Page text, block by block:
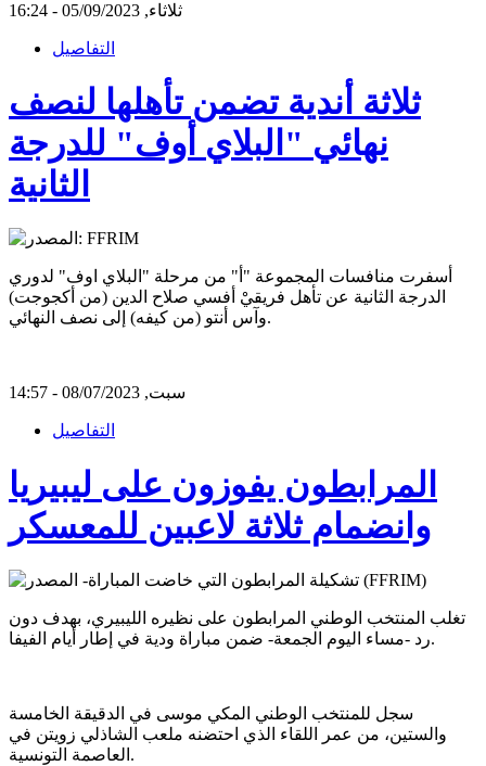
ثلاثاء, 05/09/2023 - 16:24
التفاصيل
ثلاثة أندية تضمن تأهلها لنصف
نهائي "البلاي أوف" للدرجة
الثانية
أسفرت منافسات المجموعة "أ" من مرحلة "البلاي اوف" لدوري
الدرجة الثانية عن تأهل فريقيْ أفسي صلاح الدين (من أكجوجت)
وآس أنتو (من كيفه) إلى نصف النهائي.
سبت, 08/07/2023 - 14:57
التفاصيل
المرابطون يفوزون على ليبيريا
وانضمام ثلاثة لاعبين للمعسكر
تغلب المنتخب الوطني المرابطون على نظيره الليبيري، بهدف دون
رد -مساء اليوم الجمعة- ضمن مباراة ودية في إطار أيام الفيفا.
سجل للمنتخب الوطني المكي موسى في الدقيقة الخامسة
والستين، من عمر اللقاء الذي احتضنه ملعب الشاذلي زويتن في
العاصمة التونسية.